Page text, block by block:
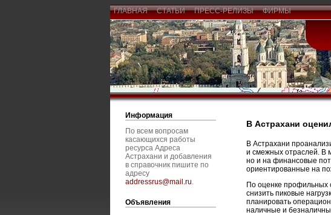
ГЛАВНАЯ СТАТЬИ ПРЕСС-РЕЛИЗЫ ФИРМЫ
Информация
По всем вопросам
касающихся работы
ресурса Адреса
Астрахани и добавления
в справочник пишите по
адресу
addressrus@mail.ru.
Объявления
В Астрахани
В Астрахани
и смежных отраслей. В
но и на финансовые
ориентированные на
По оценке профильных
снизить пиковые
планировать
наличные и